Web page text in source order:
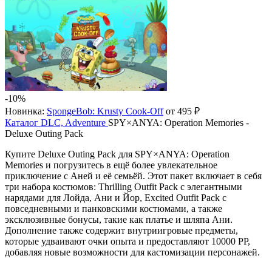
-10%
Новинка: SpongeBob: Krusty Cook-Offот 495 ₽
Каталог DLC, Adventure SPY×ANYA: Operation Memories -
Deluxe Outing Pack
Купите Deluxe Outing Pack для SPY×ANYA: Operation
Memories и погрузитесь в ещё более увлекательное
приключение с Аней и её семьёй. Этот пакет включает в себя
три набора костюмов: Thrilling Outfit Pack с элегантными
нарядами для Лойда, Ани и Йор, Excited Outfit Pack с
повседневными и панковскими костюмами, а также
эксклюзивные бонусы, такие как платье и шляпа Ани.
Дополнение также содержит внутриигровые предметы,
которые удваивают очки опыта и предоставляют 10000 PP,
добавляя новые возможности для кастомизации персонажей.